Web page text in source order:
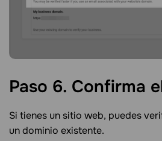
Paso 6. Confirma
Si tienes un sitio web, puedes
un dominio existente.